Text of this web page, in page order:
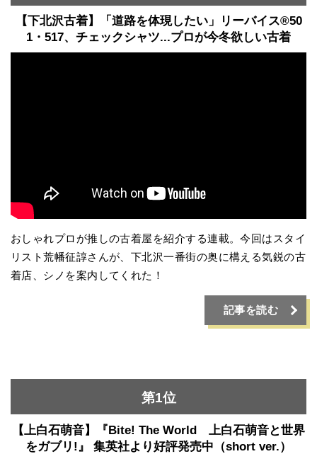
【下北沢古着】「道路を体現したい」リーバイス®︎50
1・517、チェックシャツ...プロが今冬欲しい古着
おしゃれプロが推しの古着屋を紹介する連載。今回はスタイ
リスト荒幡征諄さんが、下北沢一番街の奥に構える気鋭の古
着店、シノを案内してくれた！
記事を読む
第1位
【上白石萌音】『Bite! The World 上白石萌音と世界
をガブリ!』 集英社より好評発売中（short ver.）